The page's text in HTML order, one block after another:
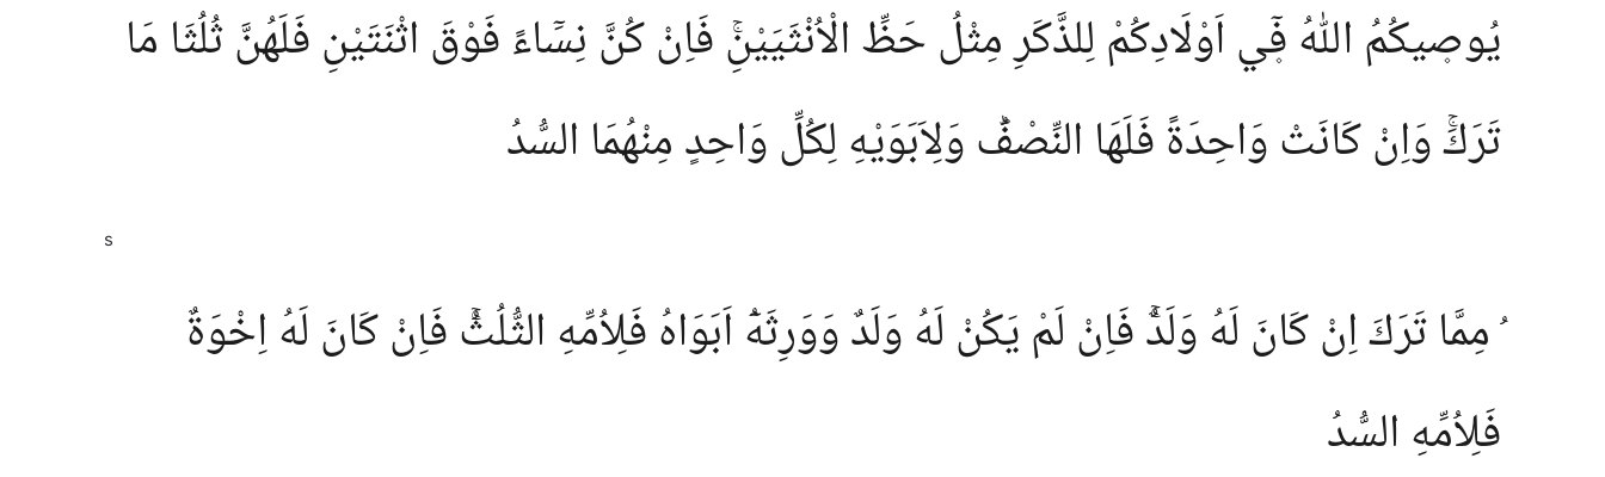
يُوص۪يكُمُ اللّٰهُ ف۪ٓي اَوْلَادِكُمْ لِلذَّكَرِ مِثْلُ حَظِّ الْاُنْثَيَيْنِۚ فَاِنْ كُنَّ نِسَٓاءً فَوْقَ اثْنَتَيْنِ فَلَهُنَّ ثُلُثَا مَا
تَرَكَۚ وَاِنْ كَانَتْ وَاحِدَةً فَلَهَا النِّصْفُؕ وَلِاَبَوَيْهِ لِكُلِّ وَاحِدٍ مِنْهُمَا السُّدُ
s
ُ مِمَّا تَرَكَ اِنْ كَانَ لَهُ وَلَدٌۚ فَاِنْ لَمْ يَكُنْ لَهُ وَلَدٌ وَوَرِثَهُٓ اَبَوَاهُ فَلِاُمِّهِ الثُّلُثُۚ فَاِنْ كَانَ لَهُ اِخْوَةٌ
فَلِاُمِّهِ السُّدُ